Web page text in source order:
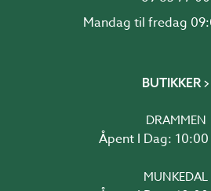
Mandag til fredag
BUTIKKER
DRAMMEN
Åpent I Dag:
MUNKEDAL